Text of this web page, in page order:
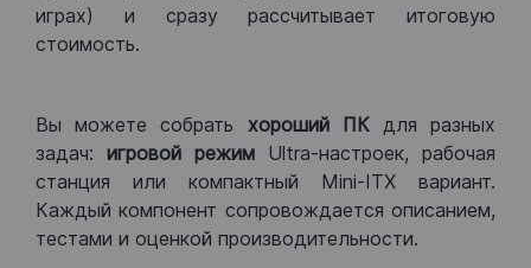
играх) и сразу рассчитывает итоговую
стоимость.
Вы можете собрать хороший ПКдля разных
задач: игровой режим Ultra-настроек, рабочая
станция или компактный Mini-ITX вариант.
Каждый компонент сопровождается описанием,
тестами и оценкой производительности.